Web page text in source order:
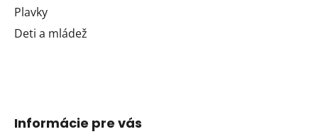
Plavky
Deti a mládež
Informácie pre vás